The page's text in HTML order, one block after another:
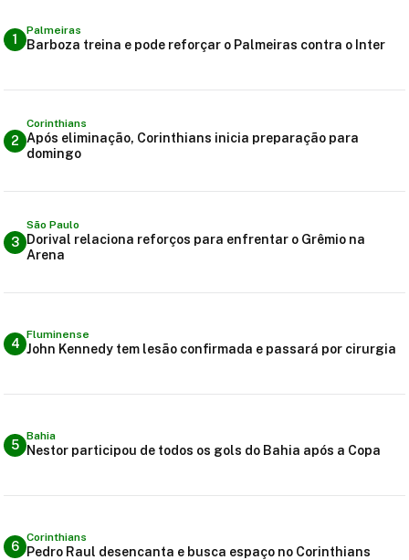
1
Palmeiras
Barboza treina e pode reforçar o Palmeiras contra o Inter
2
Corinthians
Após eliminação, Corinthians inicia preparação para
domingo
3
São Paulo
Dorival relaciona reforços para enfrentar o Grêmio na
Arena
4
Fluminense
John Kennedy tem lesão confirmada e passará por cirurgia
5
Bahia
Nestor participou de todos os gols do Bahia após a Copa
6
Corinthians
Pedro Raul desencanta e busca espaço no Corinthians